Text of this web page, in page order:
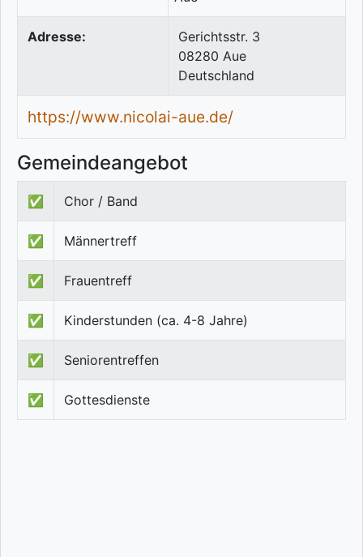
Adresse:
Gerichtsstr. 3
08280 Aue
Deutschland
https://www.nicolai-aue.de/
Gemeindeangebot
✅ Chor / Band
✅ Männertreff
✅ Frauentreff
✅ Kinderstunden (ca. 4-8 Jahre)
✅ Seniorentreffen
✅ Gottesdienste